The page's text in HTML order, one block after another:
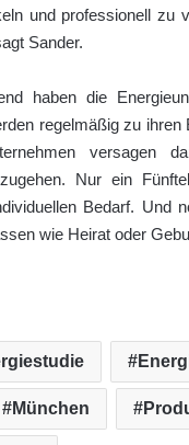
und professionell zu
Sander.
haben die
regelmäßig zu ihren
versagen
Nur ein
Bedarf. Und
wie Heirat oder
München